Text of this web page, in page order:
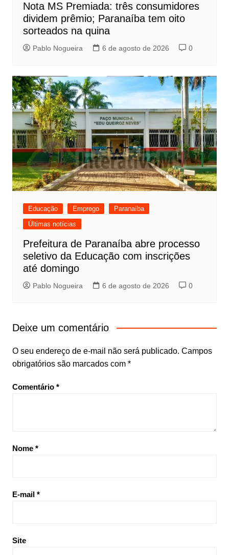
Nota MS Premiada: três consumidores
dividem prêmio; Paranaíba tem oito
sorteados na quina
Pablo Nogueira 6 de agosto de 2026 0
Educação Emprego
Paranaíba
Últimas notícias
Prefeitura de Paranaíba abre processo
seletivo da Educação com inscrições
até domingo
Pablo Nogueira 6 de agosto de 2026 0
Deixe um comentário
O seu endereço de e-mail não será publicado. Campos
obrigatórios são marcados com *
Comentário *
Nome *
E-mail *
Site